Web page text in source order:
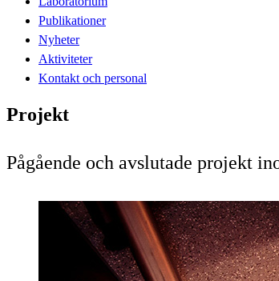
Publikationer
Nyheter
Aktiviteter
Kontakt och personal
Projekt
Pågående och avslutade projekt